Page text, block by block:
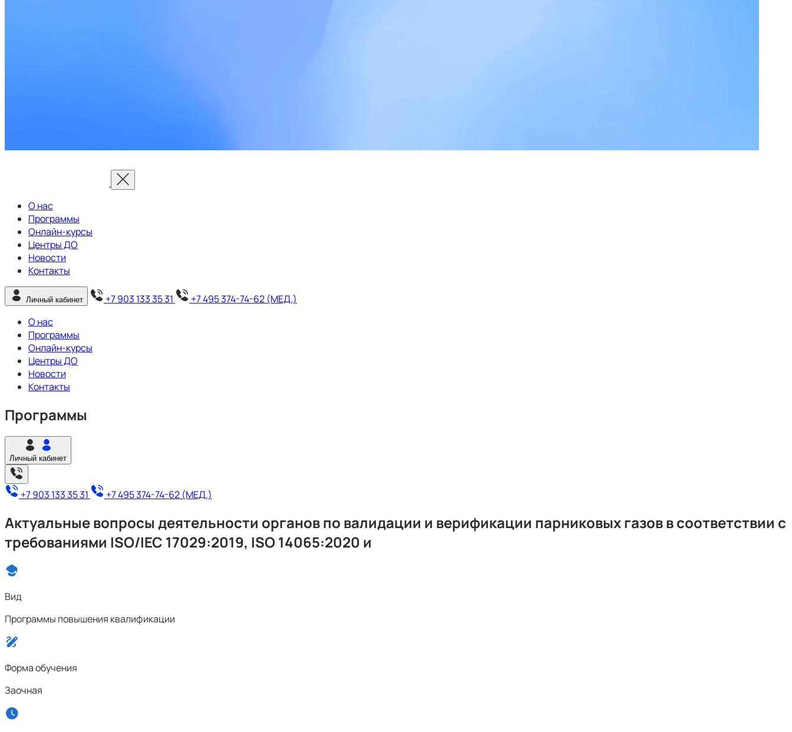
О нас
Программы
Онлайн-курсы
Центры ДО
Новости
Контакты
Личный кабинет +7 903 133 35 31
+7 495 374-74-62 (МЕД.)
О нас
Программы
Онлайн-курсы
Центры ДО
Новости
Контакты
Программы
Личный кабинет
+7 903 133 35 31 +7 495 374-74-62 (МЕД.)
Актуальные вопросы деятельности органов по валидации и верификации парниковых газов в соответствии с
требованиями ISO/IEC 17029:2019, ISO 14065:2020 и
Вид
Программы повышения квалификации
Форма обучения
Заочная